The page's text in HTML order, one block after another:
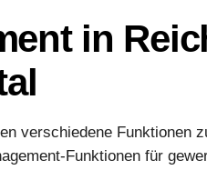
in
verschiedene Funktionen
Funktionen für